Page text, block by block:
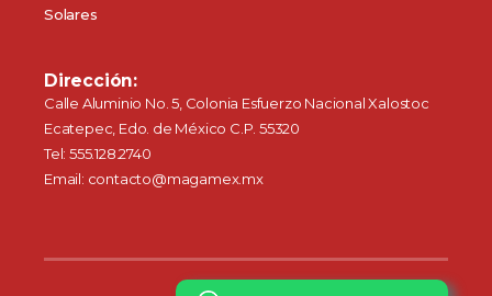
Solares
Dirección:
Calle Aluminio No. 5, Colonia Esfuerzo Nacional Xalostoc
Ecatepec, Edo. de México C.P. 55320
Tel: 555.128.2740
Email: contacto@magamex.mx